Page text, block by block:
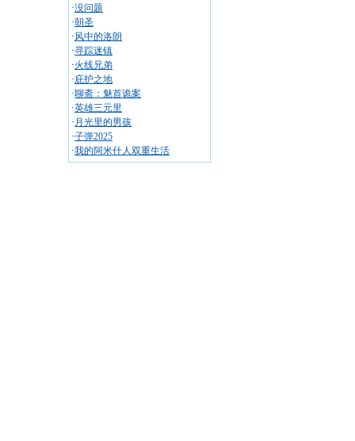
·没问题
·朝圣
·风中的洛朗
·寻踪迷镇
·火线兄弟
·庇护之地
·聊斋：魅首诡案
·英雄三元里
· 月光里的男孩
·子弹2025
·我的阿米什人双重生活